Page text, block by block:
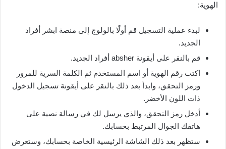
الهوية:
لبدء عملية التسجيل قم أولًا بالولوج إلى منصة ابشر أفراد
الجديد.
قم بالنقر على أيقونة absher أفراد الجديد.
اكتب رقم الهوية أو اسم المستخدم ثم الكلمة السرية للمرور
ورمز التحقق، وابدأ بعد ذلك بالنقر على أيقونة تسجيل الدخول
ذات اللون الأخضر.
أدخل رمز التحقق، والذي يرسل لك في رسالة نصية على
هاتفك الجوال المرتبط بحسابك.
ستظهر بعد ذلك الشاشة الرئيسية الخاصة بحسابك، وستعرض